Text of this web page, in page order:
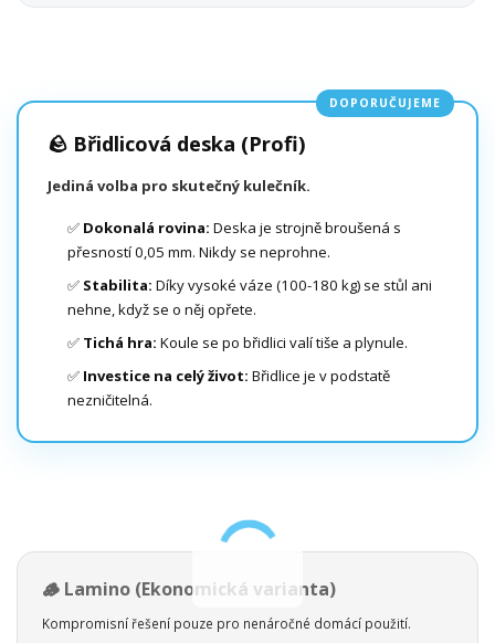
DOPORUČUJEME
🪨 Břidlicová deska (Profi)
Jediná volba pro skutečný kulečník.
✅ Dokonalá rovina: Deska je strojně broušená s
přesností 0,05 mm. Nikdy se neprohne.
✅ Stabilita: Díky vysoké váze (100-180 kg) se stůl ani
nehne, když se o něj opřete.
✅ Tichá hra: Koule se po břidlici valí tiše a plynule.
✅ Investice na celý život: Břidlice je v podstatě
nezničitelná.
🪵 Lamino (Ekonomická varianta)
Kompromisní řešení pouze pro nenáročné domácí použití.